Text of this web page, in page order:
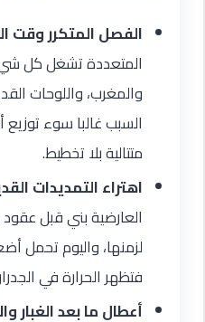
الفصل المتكرر وقت
المتعددة تشغل كل
والمغرب، واللوحات
السبب غالبا سوء
متتالية بلا تخطيط.
اهتراء التمديدات
العارضية بني قبل
لزمنها، واليوم تحمل
فتظهر الحرارة في
أعطال ما بعد الغبار